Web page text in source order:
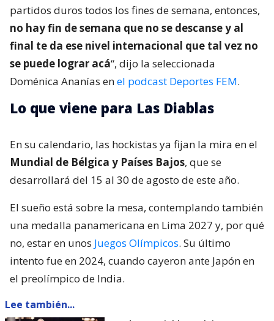
partidos duros todos los fines de semana, entonces,
no hay fin de semana que no se descanse y al
final te da ese nivel internacional que tal vez no
se puede lograr acá“, dijo la seleccionada
Doménica Ananías enel podcast Deportes FEM.
Lo que viene para Las Diablas
En su calendario, las hockistas ya fijan la mira en el
Mundial de Bélgica y Países Bajos, que se
desarrollará del 15 al 30 de agosto de este año.
El sueño está sobre la mesa, contemplando también
una medalla panamericana en Lima 2027 y, por qué
no, estar en unos Juegos Olímpicos. Su último
intento fue en 2024, cuando cayeron ante Japón en
el preolímpico de India.
Lee también...